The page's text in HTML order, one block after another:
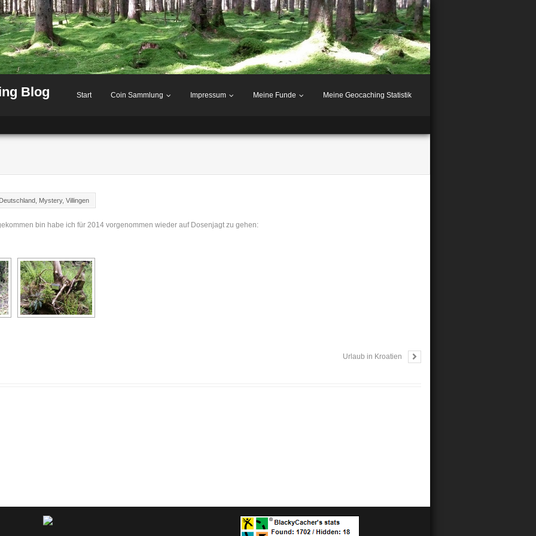
Blog Start Coin Sammlung Impressum Meine Funde Meine Geocaching Statistik
Deutschland Mystery, Villingen
bin habe ich für 2014 vorgenommen wieder auf Dosenjagt zu gehen:
Urlaub in Kroatien